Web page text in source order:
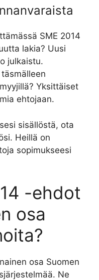
SME 2014
lakia? Uusi
julkaistu.
Yksittäiset
ehtojaan.
sisällöstä, ota
Heillä on
sopimukseesi
-ehdot
osa
osa Suomen
Ne